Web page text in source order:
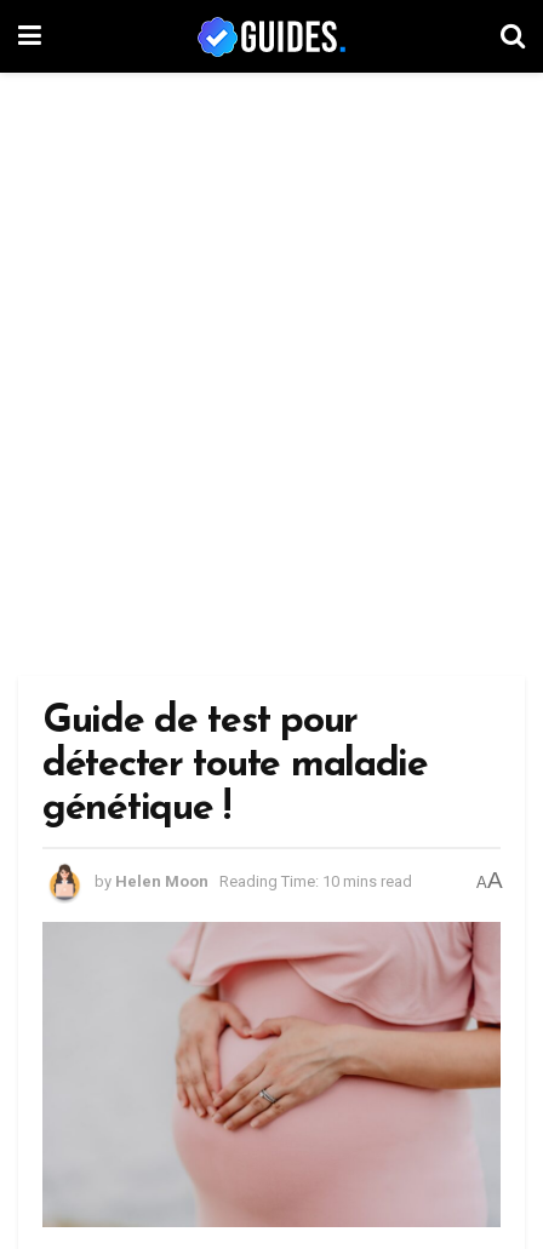
Guide de test pour
détecter toute maladie
génétique !
by Helen Moon Reading Time: 10 mins read AA